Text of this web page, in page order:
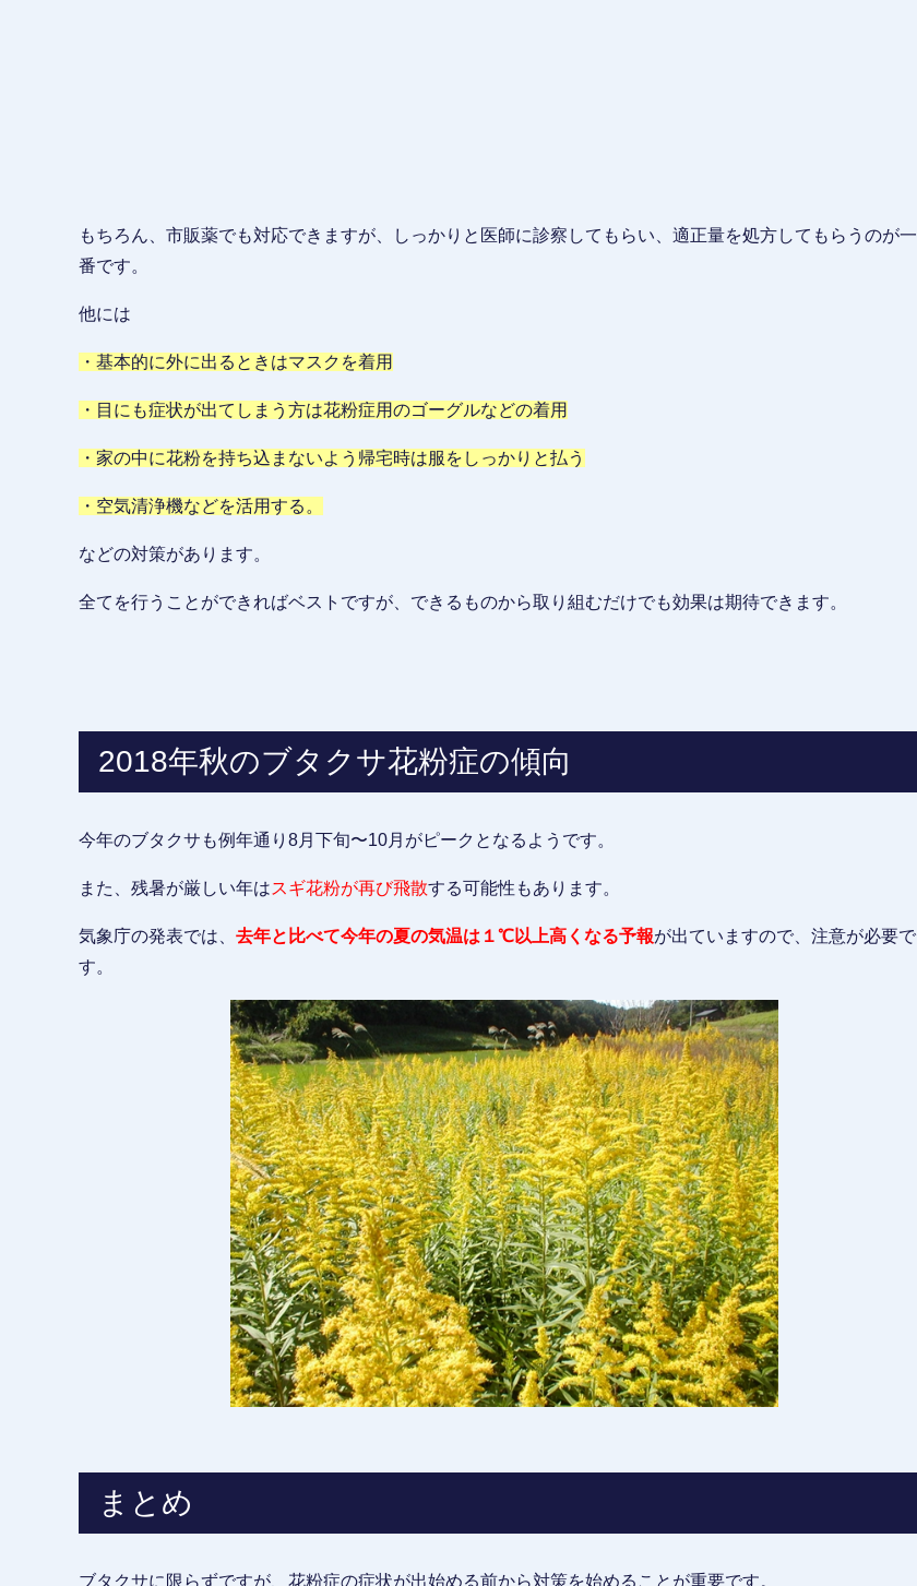
もちろん、市販薬でも対応できますが、しっかりと医師に診察してもらい、適正量を処方してもらうのが一
番です。
他には
・基本的に外に出るときはマスクを着用
・目にも症状が出てしまう方は花粉症用のゴーグルなどの着用
・家の中に花粉を持ち込まないよう帰宅時は服をしっかりと払う
・空気清浄機などを活用する。
などの対策があります。
全てを行うことができればベストですが、できるものから取り組むだけでも効果は期待できます。
2018年秋のブタクサ花粉症の傾向
今年のブタクサも例年通り8月下旬〜10月がピークとなるようです。
また、残暑が厳しい年はスギ花粉が再び飛散する可能性もあります。
気象庁の発表では、 去年と比べて今年の夏の気温は１℃以上高くなる予報が出ていますので、注意が必要で
す。
まとめ
ブタクサに限らずですが、花粉症の症状が出始める前から対策を始めることが重要です。